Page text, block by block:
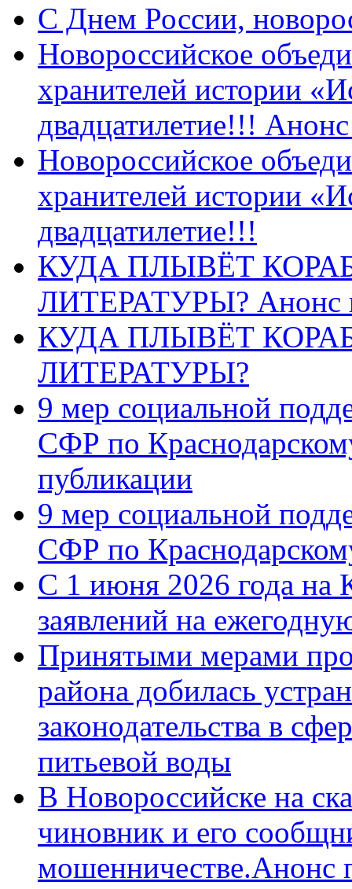
C Днем России,
Новороссийское
хранителей истории
двадцатилетие!!!
Новороссийское
хранителей истории
двадцатилетие!!!
КУДА ПЛЫВЁТ
ЛИТЕРАТУРЫ? Анонс
КУДА ПЛЫВЁТ
ЛИТЕРАТУРЫ?
9 мер социальной
СФР по
публикации
9 мер социальной
СФР по
С 1 июня 2026 года на
заявлений на
Принятыми мерами
района добилась
законодательства в
питьевой воды
В Новороссийске на
чиновник и его
мошенничестве.Анонс